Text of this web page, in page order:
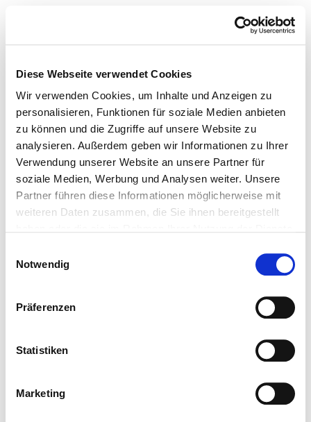
Diese Webseite verwendet Cookies
Wir verwenden Cookies, um Inhalte und Anzeigen zu
personalisieren, Funktionen für soziale Medien anbieten
zu können und die Zugriffe auf unsere Website zu
analysieren. Außerdem geben wir Informationen zu Ihrer
Verwendung unserer Website an unsere Partner für
soziale Medien, Werbung und Analysen weiter. Unsere
Partner führen diese Informationen möglicherweise mit
weiteren Daten zusammen, die Sie ihnen bereitgestellt
Notwendig
Präferenzen
Statistiken
Marketing